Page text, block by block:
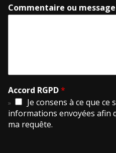
Commentaire ou message
Accord RGPD*
Je consens à ce que ce
informations envoyées afin
ma requête.